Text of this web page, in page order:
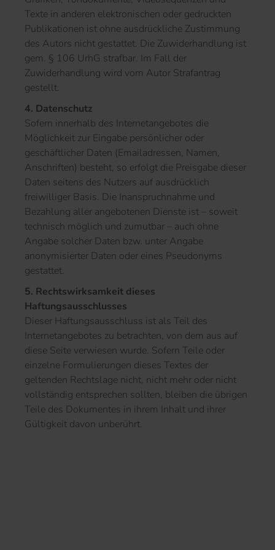
Texte in anderen elektronischen oder gedruckten
Publikationen ist ohne ausdrückliche Zustimmung
des Autors nicht gestattet. Die Zuwiderhandlung ist
gem. § 106 UrhG strafbar. Im Fall der
Zuwiderhandlung wird vom Autor Strafantrag
gestellt.
4. Datenschutz
Sofern innerhalb des Internetangebotes die
Möglichkeit zur Eingabe persönlicher oder
geschäftlicher Daten (Emailadressen, Namen,
Anschriften) besteht, so erfolgt die Preisgabe dieser
Daten seitens des Nutzers auf ausdrücklich
freiwilliger Basis. Die Inanspruchnahme und
Bezahlung aller angebotenen Dienste ist – soweit
technisch möglich und zumutbar – auch ohne
Angabe solcher Daten bzw. unter Angabe
anonymisierter Daten oder eines Pseudonyms
gestattet.
5. Rechtswirksamkeit dieses
Haftungsausschlusses
Dieser Haftungsausschluss ist als Teil des
Internetangebotes zu betrachten, von dem aus auf
diese Seite verwiesen wurde. Sofern Teile oder
einzelne Formulierungen dieses Textes der
geltenden Rechtslage nicht, nicht mehr oder nicht
vollständig entsprechen sollten, bleiben die übrigen
Teile des Dokumentes in ihrem Inhalt und ihrer
Gültigkeit davon unberührt.